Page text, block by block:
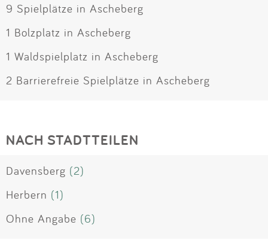
9 Spielplätze in Ascheberg
1 Bolzplatz in Ascheberg
1 Waldspielplatz in Ascheberg
2 Barrierefreie Spielplätze in Ascheberg
NACH STADTTEILEN
Davensberg (2)
Herbern (1)
Ohne Angabe (6)